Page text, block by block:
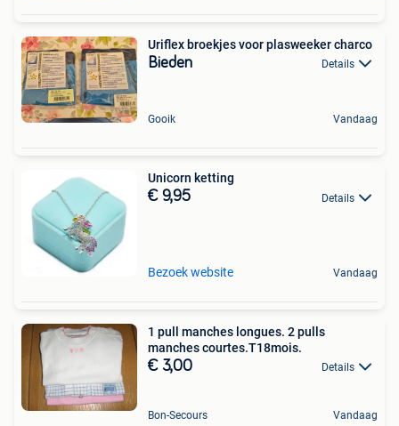
Uriflex broekjes voor plasweeker charco
Bieden Details
Gooik Vandaag
Unicorn ketting
€ 9,95 Details
Bezoek website Vandaag
1 pull manches longues. 2 pulls
manches courtes.T18mois.
€ 3,00 Details
Bon-Secours Vandaag